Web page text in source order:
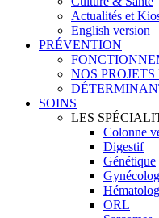
Actualités et
English version
PRÉVENTION
NOS
SOINS
LES
Colonne
Digestif
Génétique
ORL